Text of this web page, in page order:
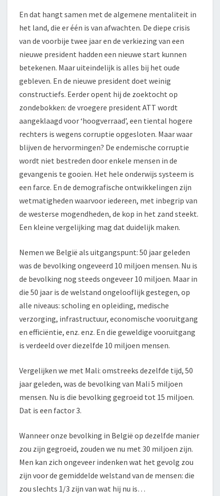
En dat hangt samen met de algemene mentaliteit in
het land, die er één is van afwachten. De diepe crisis
van de voorbije twee jaar en de verkiezing van een
nieuwe president hadden een nieuwe start kunnen
betekenen. Maar uiteindelijk is alles bij het oude
gebleven. En de nieuwe president doet weinig
constructiefs. Eerder opent hij de zoektocht op
zondebokken: de vroegere president ATT wordt
aangeklaagd voor ‘hoogverraad’, een tiental hogere
rechters is wegens corruptie opgesloten. Maar waar
blijven de hervormingen? De endemische corruptie
wordt niet bestreden door enkele mensen in de
gevangenis te gooien. Het hele onderwijs systeem is
een farce. En de demografische ontwikkelingen zijn
wetmatigheden waarvoor iedereen, met inbegrip van
de westerse mogendheden, de kop in het zand steekt.
Een kleine vergelijking mag dat duidelijk maken.
Nemen we België als uitgangspunt: 50 jaar geleden
was de bevolking ongeveerd 10 miljoen mensen. Nu is
de bevolking nog steeds ongeveer 10 miljoen. Maar in
die 50 jaar is de welstand ongelooflijk gestegen, op
alle niveaus: scholing en opleiding, medische
verzorging, infrastructuur, economische vooruitgang
en efficiëntie, enz. enz. En die geweldige vooruitgang
is verdeeld over diezelfde 10 miljoen mensen.
Vergelijken we met Mali: omstreeks dezelfde tijd, 50
jaar geleden, was de bevolking van Mali 5 miljoen
mensen. Nu is die bevolking gegroeid tot 15 miljoen.
Dat is een factor 3.
Wanneer onze bevolking in België op dezelfde manier
zou zijn gegroeid, zouden we nu met 30 miljoen zijn.
Men kan zich ongeveer indenken wat het gevolg zou
zijn voor de gemiddelde welstand van de mensen: die
zou slechts 1/3 zijn van wat hij nu is…